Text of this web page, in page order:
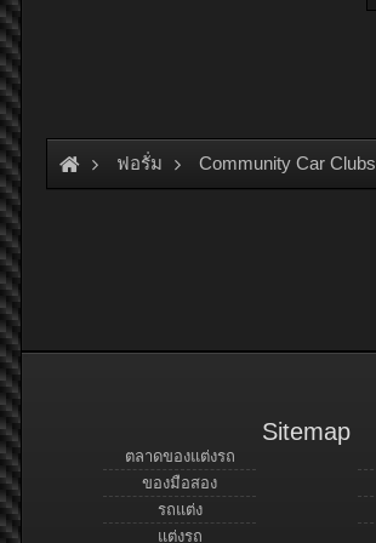
ฟอรั่ม Community Car Clubs
Sitemap
ตลาดของแต่งรถ
ของมือสอง
รถแต่ง
แต่งรถ